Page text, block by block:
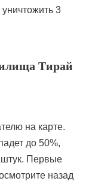
3
Тирай
на карте.
до 50%,
штук. Первые
назад